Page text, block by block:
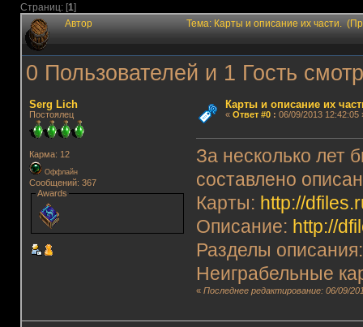
Страниц: [1]
Автор Тема: Карты и описание их части.
0 Пользователей и 1 Гость
Serg Lich
Постоялец
Карма: 12
Оффлайн
Сообщений: 367
Awards
Карты и описание их
« Ответ #0: 06/09/2013 12:42:05
За несколько лет
составлено
Карты: http://
Описание: http://
Разделы
Неиграбельные
«Последнее редактирование: 06/09/